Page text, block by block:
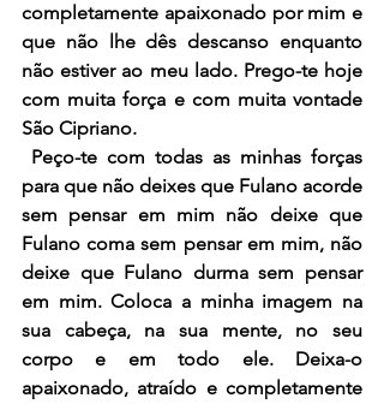
completamente apaixonado por mim e
que não lhe dês descanso enquanto
não estiver ao meu lado. Prego-te hoje
com muita força e com muita vontade
São Cipriano.
para que não deixes que Fulano acorde
sem pensar em mim não deixe que
Fulano coma sem pensar em mim, não
deixe que Fulano durma sem pensar
em mim. Coloca a minha imagem na
sua cabeça, na sua mente, no seu
corpo e em todo ele. Deixa-o
apaixonado, atraído e completamente